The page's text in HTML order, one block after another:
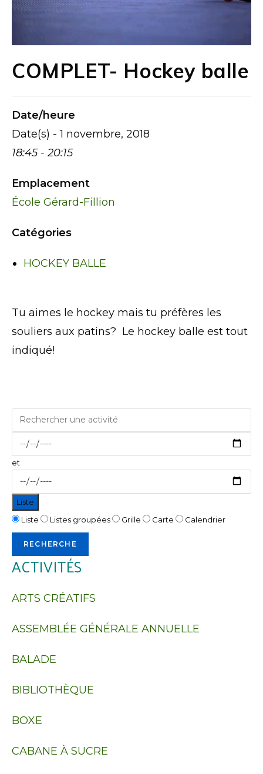
COMPLET- Hockey balle
Date/heure
Date(s) - 1 novembre, 2018
18:45 - 20:15
Emplacement
École Gérard-Fillion
Catégories
HOCKEY BALLE
Tu aimes le hockey mais tu préfères les
souliers aux patins? Le hockey balle est tout
indiqué!
Rechercher
une
activité
Dates
et
Liste
Type
d’affichage
des
résultats
la
Liste Listes groupées Grille Carte Calendrier
RECHERCHE
ACTIVITÉS
ARTS CRÉATIFS
ASSEMBLÉE GÉNÉRALE ANNUELLE
BALADE
BIBLIOTHÈQUE
BOXE
CABANE À SUCRE